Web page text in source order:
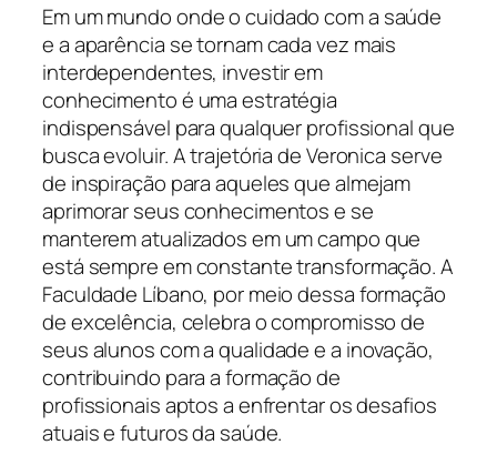
Em um mundo onde o cuidado com a saúde
e a aparência se tornam cada vez mais
interdependentes, investir em
conhecimento é uma estratégia
indispensável para qualquer profissional que
busca evoluir. A trajetória de Veronica serve
de inspiração para aqueles que almejam
aprimorar seus conhecimentos e se
manterem atualizados em um campo que
está sempre em constante transformação. A
Faculdade Líbano, por meio dessa formação
de excelência, celebra o compromisso de
seus alunos com a qualidade e a inovação,
contribuindo para a formação de
profissionais aptos a enfrentar os desafios
atuais e futuros da saúde.